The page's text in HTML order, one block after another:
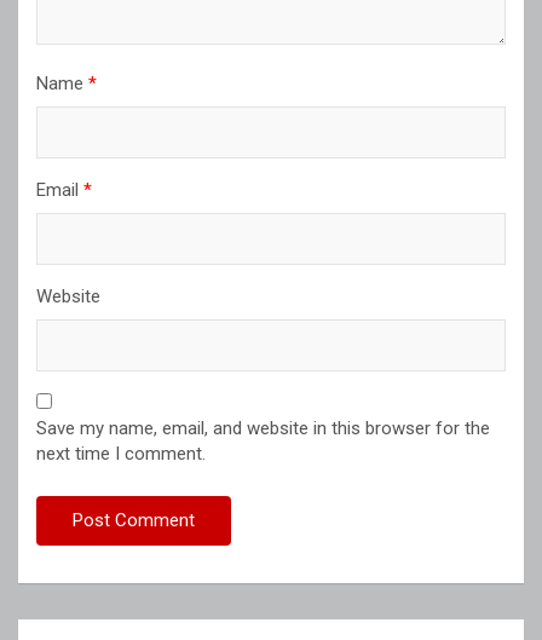
Name *
Email *
Website
Save my name, email, and website in this browser for the
next time I comment.